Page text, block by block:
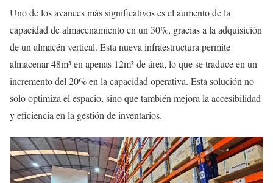
Uno de los avances más significativos es el aumento de la
capacidad de almacenamiento en un 30%, gracias a la adquisición
de un almacén vertical. Esta nueva infraestructura permite
almacenar 48m³ en apenas 12m² de área, lo que se traduce en un
incremento del 20% en la capacidad operativa. Esta solución no
solo optimiza el espacio, sino que también mejora la accesibilidad
y eficiencia en la gestión de inventarios.